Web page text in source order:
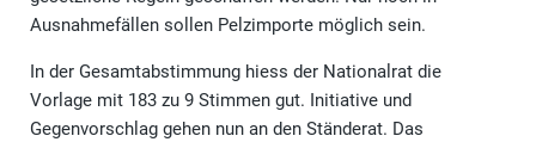
Ausnahmefällen sollen Pelzimporte möglich sein.
In der Gesamtabstimmung hiess der Nationalrat die
Vorlage mit 183 zu 9 Stimmen gut. Initiative und
Gegenvorschlag gehen nun an den Ständerat. Das